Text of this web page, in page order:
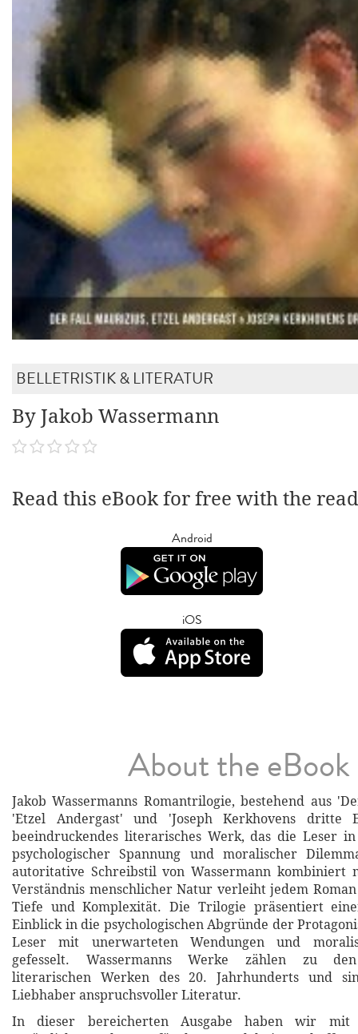
BELLETRISTIK & LITERATUR
By Jakob Wassermann
Read this eBook for free with the
Android
iOS
About the eBook
Jakob Wassermanns Romantrilogie, bestehend aus
'Etzel Andergast' und 'Joseph Kerkhovens dritte
beeindruckendes literarisches Werk, das die Leser
psychologischer Spannung und moralischer
autoritative Schreibstil von Wassermann kombiniert
Verständnis menschlicher Natur verleiht jedem
Tiefe und Komplexität. Die Trilogie präsentiert
Einblick in die psychologischen Abgründe der
Leser mit unerwarteten Wendungen und
gefesselt. Wassermanns Werke zählen zu den
literarischen Werken des 20. Jahrhunderts und
Liebhaber anspruchsvoller Literatur.
In dieser bereicherten Ausgabe haben wir mit